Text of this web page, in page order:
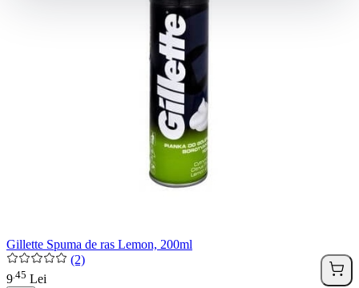
Gillette Spuma de ras Lemon, 200ml
(2)
9 45 Lei